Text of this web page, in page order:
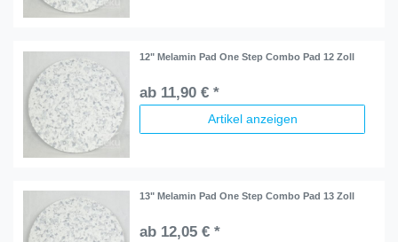
12" Melamin Pad One Step Combo Pad 12 Zoll
ab 11,90 € *
Artikel anzeigen
13" Melamin Pad One Step Combo Pad 13 Zoll
ab 12,05 € *